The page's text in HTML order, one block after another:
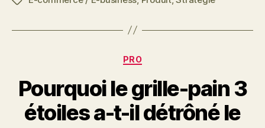
Catégories
PRO
Pourquoi le grille-pain 3
étoiles a-t-il détrôné le